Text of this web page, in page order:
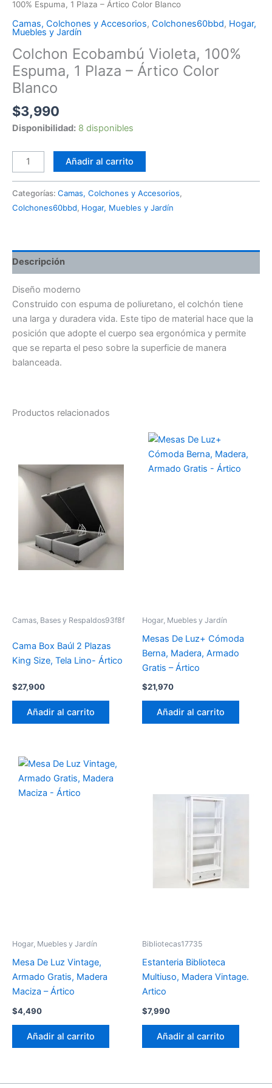
100% Espuma, 1 Plaza – Ártico Color Blanco
Camas, Colchones y Accesorios, Colchones60bbd, Hogar,
Muebles y Jardín
Colchon Ecobambú Violeta, 100%
Espuma, 1 Plaza – Ártico Color
Blanco
$3,990
Disponibilidad: 8 disponibles
Añadir al carrito
Categorías: Camas, Colchones y Accesorios,
Colchones60bbd, Hogar, Muebles y Jardín
Descripción
Diseño moderno
Construido con espuma de poliuretano, el colchón tiene
una larga y duradera vida. Este tipo de material hace que la
posición que adopte el cuerpo sea ergonómica y permite
que se reparta el peso sobre la superficie de manera
balanceada.
Productos relacionados
Camas, Bases y Respaldos93f8f
Cama Box Baúl 2 Plazas
King Size, Tela Lino- Ártico
$27,900
Añadir al carrito
Hogar, Muebles y Jardín
Mesas De Luz+ Cómoda
Berna, Madera, Armado
Gratis – Ártico
$21,970
Añadir al carrito
Hogar, Muebles y Jardín
Mesa De Luz Vintage,
Armado Gratis, Madera
Maciza – Ártico
$4,490
Añadir al carrito
Bibliotecas17735
Estanteria Biblioteca
Multiuso, Madera Vintage.
Artico
$7,990
Añadir al carrito